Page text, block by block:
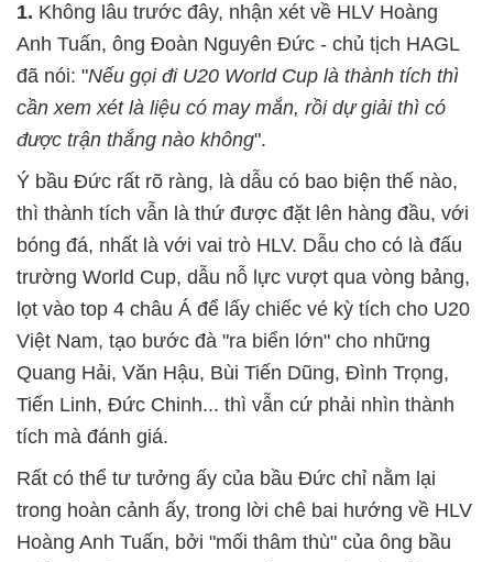
1. Không lâu trước đây, nhận xét về HLV Hoàng
Anh Tuấn, ông Đoàn Nguyên Đức - chủ tịch HAGL
đã nói: "Nếu gọi đi U20 World Cup là thành tích thì
cần xem xét là liệu có may mắn, rồi dự giải thì có
được trận thắng nào không".
Ý bầu Đức rất rõ ràng, là dẫu có bao biện thế nào,
thì thành tích vẫn là thứ được đặt lên hàng đầu, với
bóng đá, nhất là với vai trò HLV. Dẫu cho có là đấu
trường World Cup, dẫu nỗ lực vượt qua vòng bảng,
lọt vào top 4 châu Á để lấy chiếc vé kỳ tích cho U20
Việt Nam, tạo bước đà "ra biển lớn" cho những
Quang Hải, Văn Hậu, Bùi Tiến Dũng, Đình Trọng,
Tiến Linh, Đức Chinh... thì vẫn cứ phải nhìn thành
tích mà đánh giá.
Rất có thể tư tưởng ấy của bầu Đức chỉ nằm lại
trong hoàn cảnh ấy, trong lời chê bai hướng về HLV
Hoàng Anh Tuấn, bởi "mối thâm thù" của ông bầu